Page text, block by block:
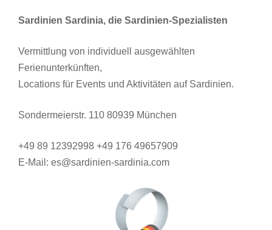
Sardinien Sardinia, die Sardinien-Spezialisten
Vermittlung von individuell ausgewählten
Ferienunterkünften,
Locations für Events und Aktivitäten auf Sardinien.
Sondermeierstr. 110 80939 München
+49 89 12392998 +49 176 49657909
E-Mail: es@sardinien-sardinia.com